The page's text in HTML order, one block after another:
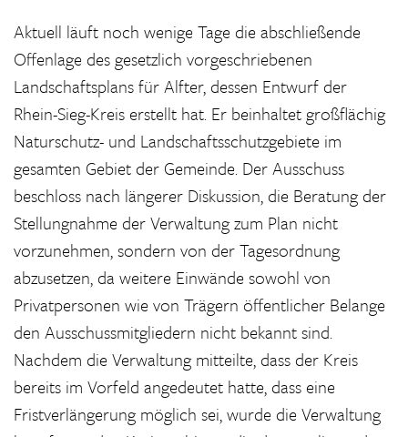
Aktuell läuft noch wenige Tage die abschließende
Offenlage des gesetzlich vorgeschriebenen
Landschaftsplans für Alfter, dessen Entwurf der
Rhein-Sieg-Kreis erstellt hat. Er beinhaltet großflächig
Naturschutz- und Landschaftsschutzgebiete im
gesamten Gebiet der Gemeinde. Der Ausschuss
beschloss nach längerer Diskussion, die Beratung der
Stellungnahme der Verwaltung zum Plan nicht
vorzunehmen, sondern von der Tagesordnung
abzusetzen, da weitere Einwände sowohl von
Privatpersonen wie von Trägern öffentlicher Belange
den Ausschussmitgliedern nicht bekannt sind.
Nachdem die Verwaltung mitteilte, dass der Kreis
bereits im Vorfeld angedeutet hatte, dass eine
Fristverlängerung möglich sei, wurde die Verwaltung